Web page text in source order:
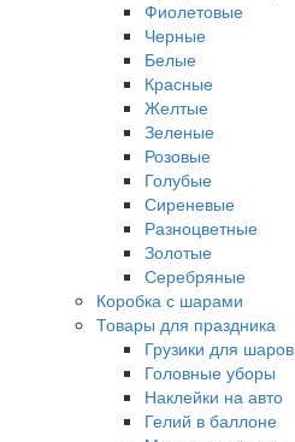
Фиолетовые
Черные
Белые
Красные
Желтые
Зеленые
Розовые
Голубые
Сиреневые
Разноцветные
Золотые
Серебряные
Коробка с шарами
Товары для праздника
Грузики для шаров
Головные уборы
Наклейки на авто
Гелий в баллоне